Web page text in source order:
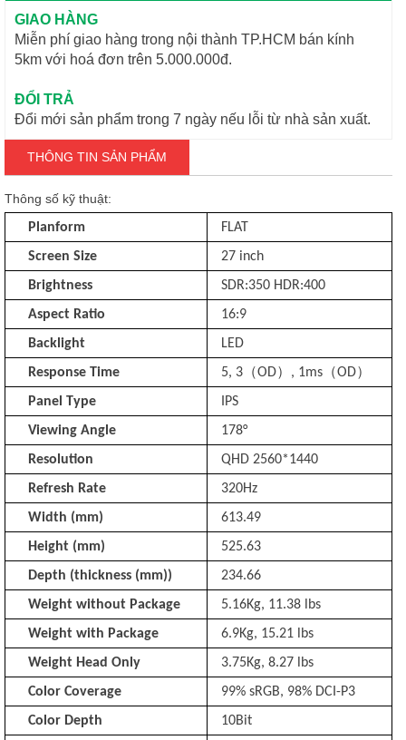
GIAO HÀNG
Miễn phí giao hàng trong nội thành TP.HCM bán kính
5km với hoá đơn trên 5.000.000đ.
ĐỔI TRẢ
Đổi mới sản phẩm trong 7 ngày nếu lỗi từ nhà sản xuất.
THÔNG TIN SẢN PHẨM
Thông số kỹ thuật:
Planform
FLAT
Screen Size
27 inch
Brightness
SDR:350 HDR:400
Aspect Ratio
16:9
Backlight
LED
Response Time
5, 3 （OD） , 1ms （OD）
Panel Type
IPS
Viewing Angle
178°
Resolution
QHD 2560*1440
Refresh Rate
320Hz
Width (mm)
613.49
Height (mm)
525.63
Depth (thickness (mm))
234.66
Weight without Package
5.16Kg, 11.38 lbs
Weight with Package
6.9Kg, 15.21 lbs
Weight Head Only
3.75Kg, 8.27 lbs
Color Coverage
99% sRGB, 98% DCI-P3
Color Depth
10Bit